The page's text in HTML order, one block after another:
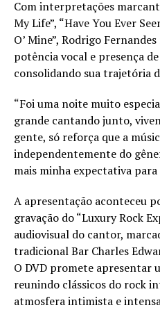
Com interpretações
My Life”, “Have You Ever
O’ Mine”, Rodrigo
potência vocal e presença
consolidando sua trajetória
“Foi uma noite muito
grande cantando junto,
gente, só reforça que a
independentemente do
mais minha expectativa para
A apresentação aconteceu
gravação do “Luxury Rock
audiovisual do cantor,
tradicional Bar Charles
O DVD promete apresentar
reunindo clássicos do rock
atmosfera intimista e